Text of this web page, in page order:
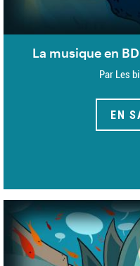
La musique en
Par Les
EN